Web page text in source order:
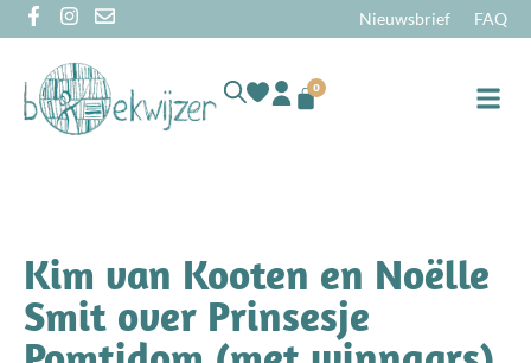
Nieuwsbrief FAQ
0
Kim van Kooten en Noëlle
Smit over Prinsesje